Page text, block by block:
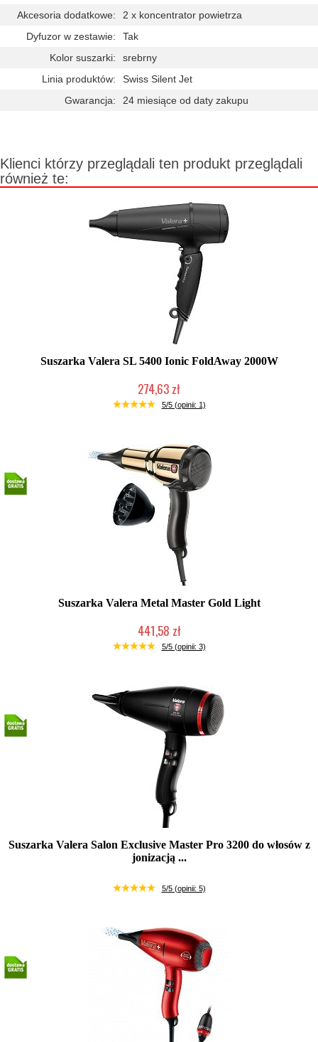
Akcesoria dodatkowe:
2 x koncentrator powietrza
Dyfuzor w zestawie:
Tak
Kolor suszarki:
srebrny
Linia produktów:
Swiss Silent Jet
Gwarancja:
24 miesiące od daty zakupu
Klienci którzy przeglądali ten produkt przeglądali
również te:
Suszarka Valera SL 5400 Ionic FoldAway 2000W
274,63 zł
Duża ilość (wysyłka w 24h)
5/5 (opinii: 1)
Suszarka Valera Metal Master Gold Light
441,58 zł
Produkt wycofany
5/5 (opinii: 3)
Suszarka Valera Salon Exclusive Master Pro 3200 do włosów z
jonizacją ...
Produkt wycofany
5/5 (opinii: 5)